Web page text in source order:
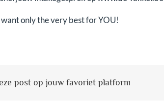
want only the very best for YOU!
post op jouw favoriet platform